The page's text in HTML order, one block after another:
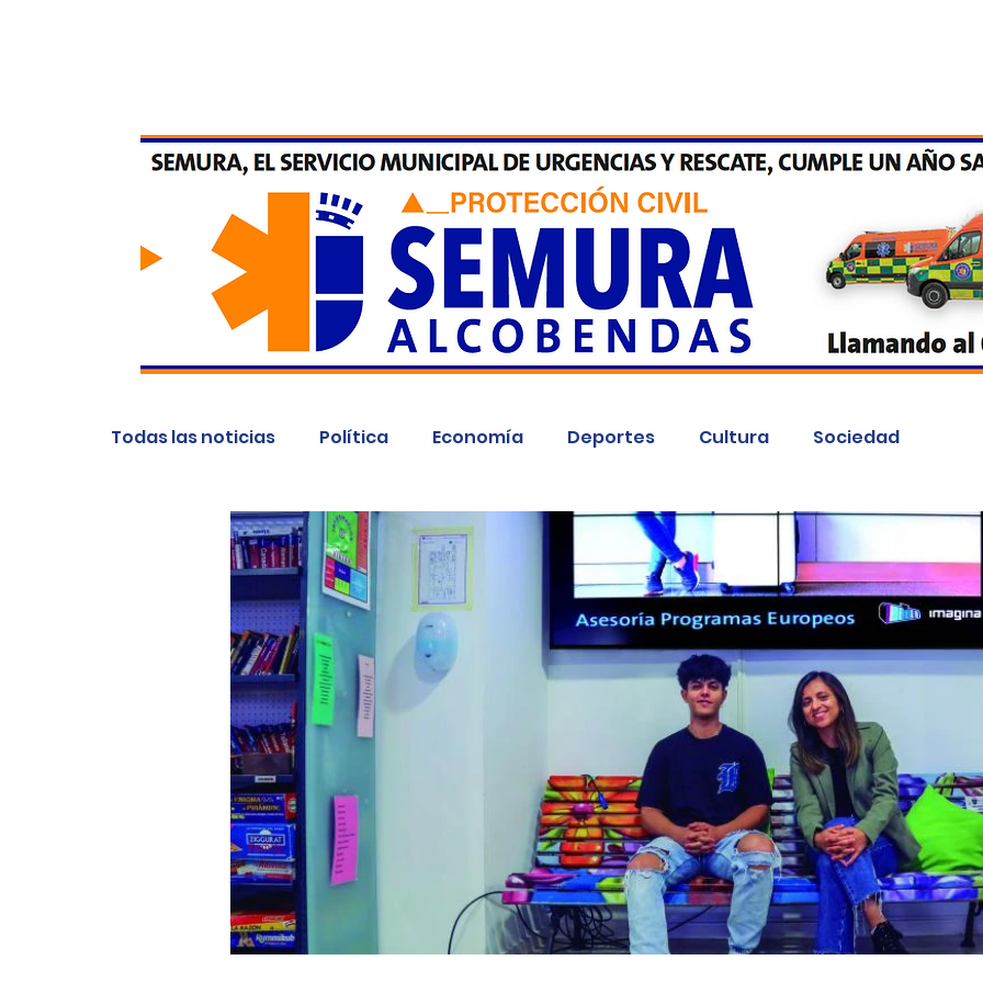
Todas las noticias Política Economía Deportes Cultura Sociedad
Salud y bienestar Educación e infancia Fotodenuncia Opinión Crítica de
La verdad detrás de la guerra Kit Digital Sucesos Fiestas Mayores